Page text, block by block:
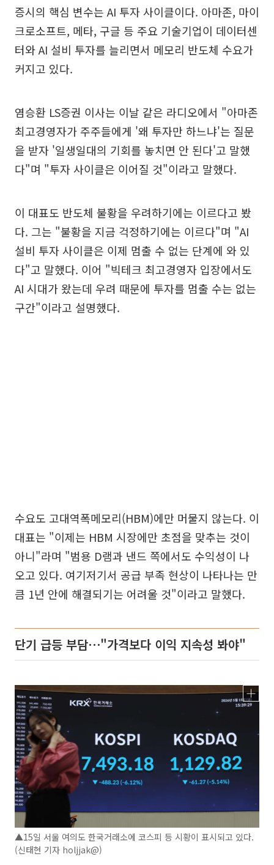
증시의 핵심 변수는 AI 투자 사이클이다. 아마존, 마이
크로소프트, 메타, 구글 등 주요 기술기업이 데이터센
터와 AI 설비 투자를 늘리면서 메모리 반도체 수요가
커지고 있다.
염승환 LS증권 이사는 이날 같은 라디오에서 "아마존
최고경영자가 주주들에게 '왜 투자만 하느냐'는 질문
을 받자 '일생일대의 기회를 놓치면 안 된다'고 말했
다"며 "투자 사이클은 이어질 것"이라고 말했다.
이 대표도 반도체 불황을 우려하기에는 이르다고 봤
다. 그는 "불황을 지금 걱정하기에는 이르다"며 "AI
설비 투자 사이클은 이제 멈출 수 없는 단계에 와 있
다"고 말했다. 이어 "빅테크 최고경영자 입장에서도
AI 시대가 왔는데 우려 때문에 투자를 멈출 수는 없는
구간"이라고 설명했다.
수요도 고대역폭메모리(HBM)에만 머물지 않는다. 이
대표는 "이제는 HBM 시장에만 초점을 맞추는 것이
아니"라며 "범용 D램과 낸드 쪽에서도 수익성이 나
오고 있다. 여기저기서 공급 부족 현상이 나타나는 만
큼 1년 안에 해결되기는 어려울 것"이라고 말했다.
단기 급등 부담⋯"가격보다 이익 지속성 봐야"
▲15일 서울 여의도 한국거래소에 코스피 등 시황이 표시되고 있다.
(신태현 기자 holjjak@)